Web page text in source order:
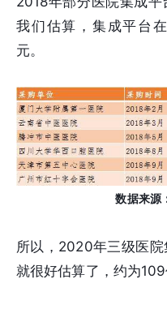
我们估算，集成平台
元。
数据来源
所以，2020年三级医
就很好估算了，约为109